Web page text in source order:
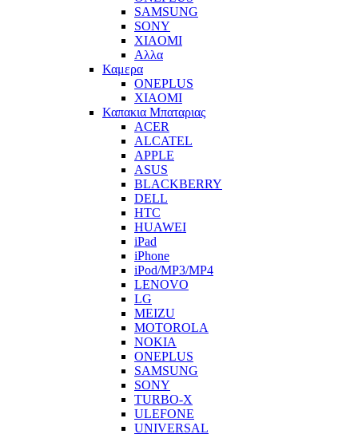
SAMSUNG
SONY
XIAOMI
Αλλα
Καμερα
ONEPLUS
XIAOMI
Καπακια Μπαταριας
ACER
ALCATEL
APPLE
ASUS
BLACKBERRY
DELL
HTC
HUAWEI
iPad
iPhone
iPod/MP3/MP4
LENOVO
LG
MEIZU
MOTOROLA
NOKIA
ONEPLUS
SAMSUNG
SONY
TURBO-X
ULEFONE
UNIVERSAL